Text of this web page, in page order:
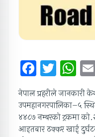
नेपाल प्रहरीले जानकारी
उपमहानगरपालिका–५
४४८७ नम्बरको ट्रकमा
आइतबार ठक्कर खाई